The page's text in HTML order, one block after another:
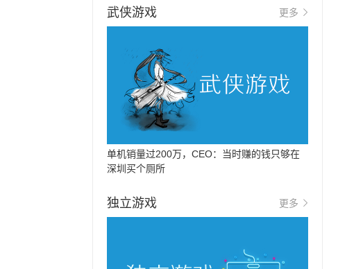
武侠游戏 更多
单机销量过200万，CEO：当时赚的钱只够在
深圳买个厕所
独立游戏 更多